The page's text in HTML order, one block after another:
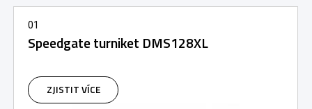
01
Speedgate turniket DMS128XL
ZJISTIT VÍCE